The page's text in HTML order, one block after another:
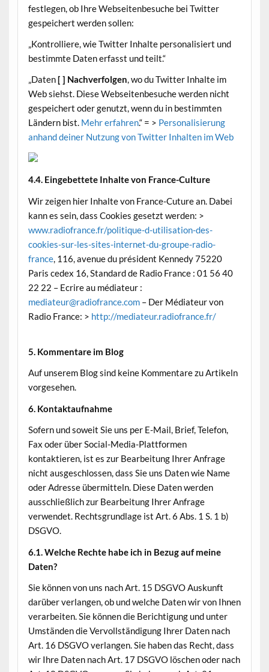
festlegen, ob Ihre Webseitenbesuche bei Twitter
gespeichert werden sollen:
„Kontrolliere, wie Twitter Inhalte personalisiert und
bestimmte Daten erfasst und teilt.“
„Daten[ ] Nachverfolgen, wo du Twitter Inhalte im
Web siehst. Diese Webseitenbesuche werden nicht
gespeichert oder genutzt, wenn du in bestimmten
Ländern bist. Mehr erfahren.“ = > Personalisierung
anhand deiner Nutzung von Twitter Inhalten im Web
4.4. Eingebettete Inhalte von France-Culture
Wir zeigen hier Inhalte von France-Cuture an. Dabei
kann es sein, dass Cookies gesetzt werden: >
www.radiofrance.fr/politique-d-utilisation-des-
cookies-sur-les-sites-internet-du-groupe-radio-
france, 116, avenue du président Kennedy 75220
Paris cedex 16, Standard de Radio France : 01 56 40
22 22 – Ecrire au médiateur :
mediateur@radiofrance.com– Der Médiateur von
Radio France: > http://mediateur.radiofrance.fr/
5. Kommentare im Blog
Auf unserem Blog sind keine Kommentare zu Artikeln
vorgesehen.
6. Kontaktaufnahme
Sofern und soweit Sie uns per E-Mail, Brief, Telefon,
Fax oder über Social-Media-Plattformen
kontaktieren, ist es zur Bearbeitung Ihrer Anfrage
nicht ausgeschlossen, dass Sie uns Daten wie Name
oder Adresse übermitteln. Diese Daten werden
ausschließlich zur Bearbeitung Ihrer Anfrage
verwendet. Rechtsgrundlage ist Art. 6 Abs. 1 S. 1 b)
DSGVO.
6.1. Welche Rechte habe ich in Bezug auf meine
Daten?
Sie können von uns nach Art. 15 DSGVO Auskunft
darüber verlangen, ob und welche Daten wir von Ihnen
verarbeiten. Sie können die Berichtigung und unter
Umständen die Vervollständigung Ihrer Daten nach
Art. 16 DSGVO verlangen. Sie haben das Recht, dass
wir Ihre Daten nach Art. 17 DSGVO löschen oder nach